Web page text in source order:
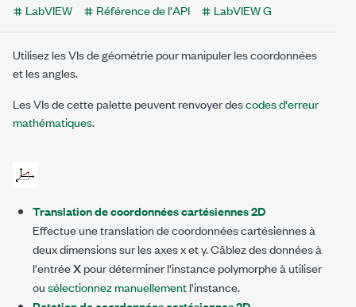
LabVIEW
Référence de l'API LabVIEW G
Utilisez les VIs de géométrie pour manipuler les coordonnées
et les angles.
Les VIs de cette palette peuvent renvoyer descodes d'erreur
mathématiques.
Translation de coordonnées cartésiennes 2D
Effectue une translation de coordonnées cartésiennes à
deux dimensions sur les axes x et y. Câblez des données à
l'entréeXpour déterminer l'instance polymorphe à utiliser
ousélectionnez manuellementl'instance.